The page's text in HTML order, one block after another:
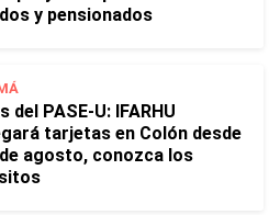
y pensionados
del PASE-U: IFARHU
tarjetas en Colón desde
agosto, conozca los